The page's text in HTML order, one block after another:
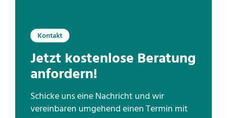
Kontakt
Jetzt kostenlose Beratung
anfordern!
Schicke uns eine Nachricht und wir
vereinbaren umgehend einen Termin mit